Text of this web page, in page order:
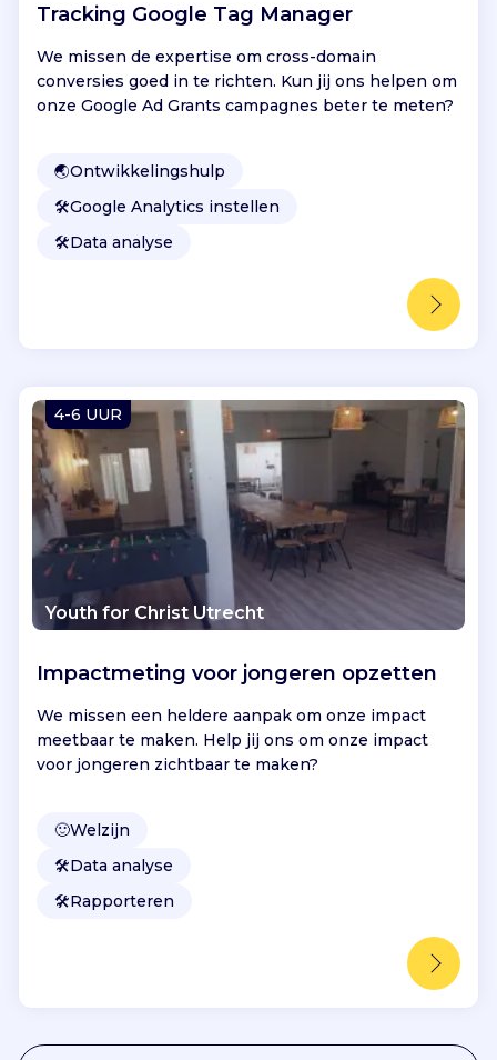
Tracking Google Tag Manager
We missen de expertise om cross-domain
conversies goed in te richten. Kun jij ons helpen om
onze Google Ad Grants campagnes beter te meten?
🌏Ontwikkelingshulp
🛠️Google Analytics instellen
🛠️Data analyse
4-6 UUR
Youth for Christ Utrecht
Impactmeting voor jongeren opzetten
We missen een heldere aanpak om onze impact
meetbaar te maken. Help jij ons om onze impact
voor jongeren zichtbaar te maken?
🙂Welzijn
🛠️Data analyse
🛠️Rapporteren